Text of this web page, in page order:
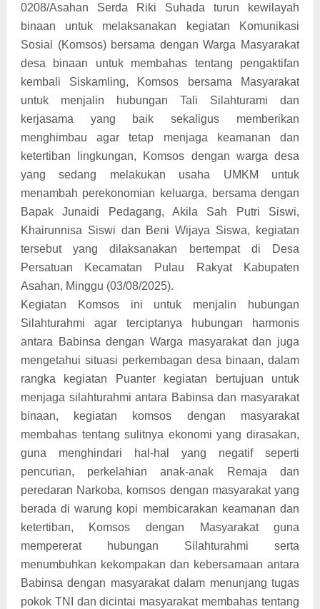
0208/Asahan Serda Riki Suhada turun kewilayah
binaan untuk melaksanakan kegiatan Komunikasi
Sosial (Komsos) bersama dengan Warga Masyarakat
desa binaan untuk membahas tentang pengaktifan
kembali Siskamling, Komsos bersama Masyarakat
untuk menjalin hubungan Tali Silahturami dan
kerjasama yang baik sekaligus memberikan
menghimbau agar tetap menjaga keamanan dan
ketertiban lingkungan, Komsos dengan warga desa
yang sedang melakukan usaha UMKM untuk
menambah perekonomian keluarga, bersama dengan
Bapak Junaidi Pedagang, Akila Sah Putri Siswi,
Khairunnisa Siswi dan Beni Wijaya Siswa, kegiatan
tersebut yang dilaksanakan bertempat di Desa
Persatuan Kecamatan Pulau Rakyat Kabupaten
Asahan, Minggu (03/08/2025).
Kegiatan Komsos ini untuk menjalin hubungan
Silahturahmi agar terciptanya hubungan harmonis
antara Babinsa dengan Warga masyarakat dan juga
mengetahui situasi perkembagan desa binaan, dalam
rangka kegiatan Puanter kegiatan bertujuan untuk
menjaga silahturahmi antara Babinsa dan masyarakat
binaan, kegiatan komsos dengan masyarakat
membahas tentang sulitnya ekonomi yang dirasakan,
guna menghindari hal-hal yang negatif seperti
pencurian, perkelahian anak-anak Remaja dan
peredaran Narkoba, komsos dengan masyarakat yang
berada di warung kopi membicarakan keamanan dan
ketertiban, Komsos dengan Masyarakat guna
mempererat hubungan Silahturahmi serta
menumbuhkan kekompakan dan kebersamaan antara
Babinsa dengan masyarakat dalam menunjang tugas
pokok TNI dan dicintai masyarakat membahas tentang